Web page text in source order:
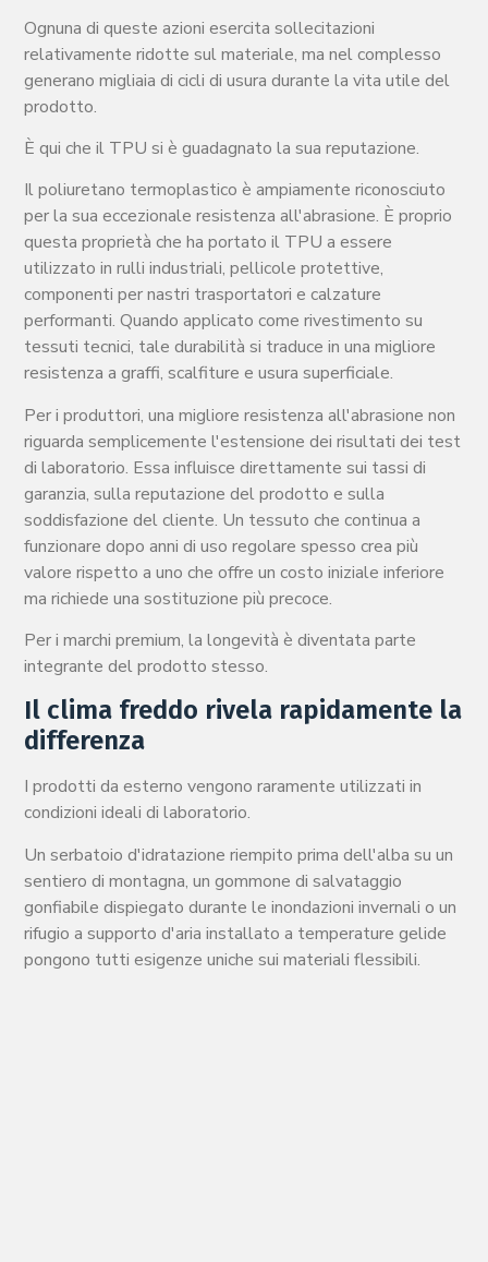
Ognuna di queste azioni esercita sollecitazioni
relativamente ridotte sul materiale, ma nel complesso
generano migliaia di cicli di usura durante la vita utile del
prodotto.
È qui che il TPU si è guadagnato la sua reputazione.
Il poliuretano termoplastico è ampiamente riconosciuto
per la sua eccezionale resistenza all'abrasione. È proprio
questa proprietà che ha portato il TPU a essere
utilizzato in rulli industriali, pellicole protettive,
componenti per nastri trasportatori e calzature
performanti. Quando applicato come rivestimento su
tessuti tecnici, tale durabilità si traduce in una migliore
resistenza a graffi, scalfiture e usura superficiale.
Per i produttori, una migliore resistenza all'abrasione non
riguarda semplicemente l'estensione dei risultati dei test
di laboratorio. Essa influisce direttamente sui tassi di
garanzia, sulla reputazione del prodotto e sulla
soddisfazione del cliente. Un tessuto che continua a
funzionare dopo anni di uso regolare spesso crea più
valore rispetto a uno che offre un costo iniziale inferiore
ma richiede una sostituzione più precoce.
Per i marchi premium, la longevità è diventata parte
integrante del prodotto stesso.
Il clima freddo rivela rapidamente la
differenza
I prodotti da esterno vengono raramente utilizzati in
condizioni ideali di laboratorio.
Un serbatoio d'idratazione riempito prima dell'alba su un
sentiero di montagna, un gommone di salvataggio
gonfiabile dispiegato durante le inondazioni invernali o un
rifugio a supporto d'aria installato a temperature gelide
pongono tutti esigenze uniche sui materiali flessibili.